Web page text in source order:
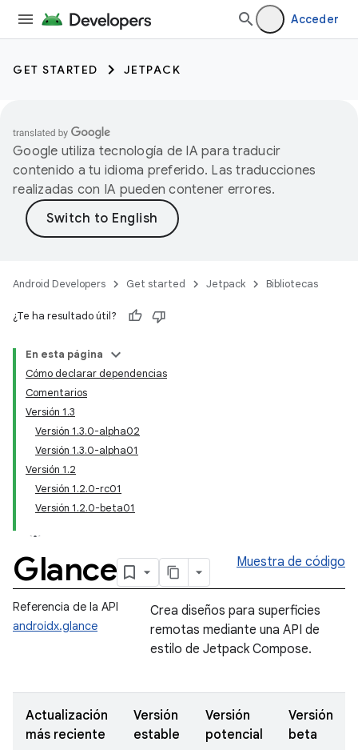
Acceder
GET STARTED JETPACK
Google utiliza tecnología de IA para traducir
contenido a tu idioma preferido. Las traducciones
realizadas con IA pueden contener errores.
Android Developers Get started Jetpack Bibliotecas
¿Te ha resultado útil?
En esta página
Cómo declarar dependencias
Comentarios
Versión 1.3
Versión 1.3.0-alpha02
Versión 1.3.0-alpha01
Versión 1.2
Versión 1.2.0-rc01
Versión 1.2.0-beta01
Glance Muestra de código
Referencia de la API
androidx.glance
Crea diseños para superficies
remotas mediante una API de
estilo de Jetpack Compose.
Actualización
más reciente
Versión
estable
Versión
potencial
Versión
beta